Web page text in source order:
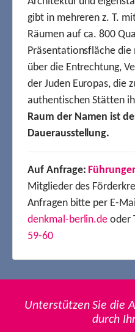
gibt in mehreren z. T.
Räumen auf ca. 800
Präsentationsfläche
über die Entrechtung,
der Juden Europas, die
authentischen Stätten
Raum der Namen ist
Dauerausstellung.
Auf Anfrage:
Mitglieder des
Anfragen bitte per E-
denkmal-berlin.de oder
59-60
Unterstützen Sie die
durch